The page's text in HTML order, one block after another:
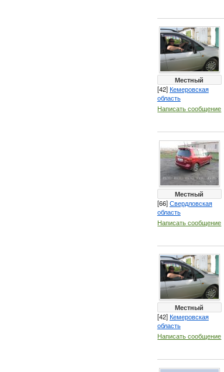
Местный
[42]Кемеровская
область
Написать сообщение
Местный
[66]Свердловская
область
Написать сообщение
Местный
[42]Кемеровская
область
Написать сообщение